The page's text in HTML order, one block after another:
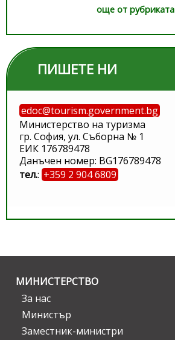
още от рубриката
ПИШЕТЕ НИ
edoc@tourism.government.bg
Министерство на туризма
гр. София, ул. Съборна № 1
ЕИК 176789478
Данъчен номер: BG176789478
тел.: +359 2 904 6809
МИНИСТЕРСТВО
За нас
Министър
Заместник-министри